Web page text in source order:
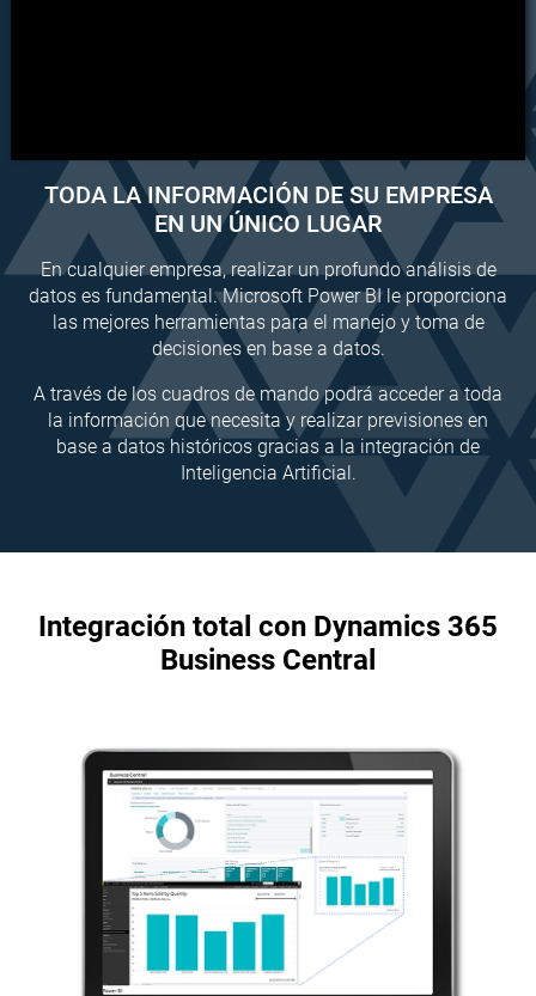
TODA LA INFORMACIÓN DE SU EMPRESA
EN UN ÚNICO LUGAR
En cualquier empresa, realizar un profundo análisis de
datos es fundamental. Microsoft Power BI le proporciona
las mejores herramientas para el manejo y toma de
decisiones en base a datos.
A través de los cuadros de mando podrá acceder a toda
la información que necesita y realizar previsiones en
base a datos históricos gracias a la integración de
Inteligencia Artificial.
Integración total con Dynamics 365
Business Central